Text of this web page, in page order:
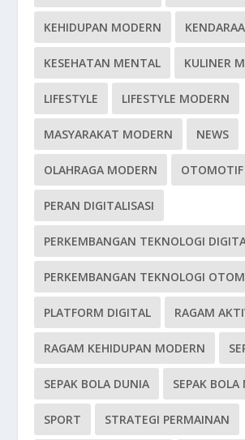
KEHIDUPAN MODERN
KESEHATAN MENTAL KULINER
LIFESTYLE LIFESTYLE MODERN
MASYARAKAT MODERN NEWS
OLAHRAGA MODERN OTOMOTIF
PERAN DIGITALISASI
PERKEMBANGAN TEKNOLOGI
PERKEMBANGAN TEKNOLOGI
PLATFORM DIGITAL RAGAM
RAGAM KEHIDUPAN MODERN
SEPAK BOLA DUNIA SEPAK BOLA
SPORT STRATEGI PERMAINAN